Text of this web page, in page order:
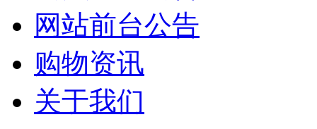
网站前台公告
购物资讯
关于我们